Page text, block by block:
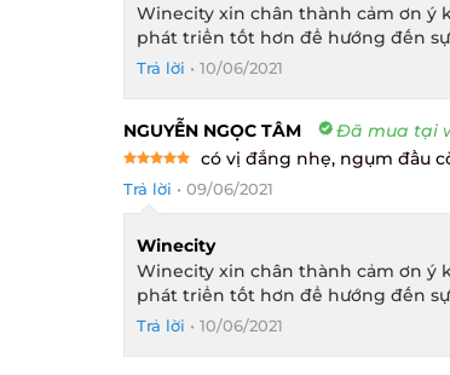
Winecity xin chân thành cảm ơn ý
phát triển tốt hơn để hướng đến
Trả lời • 10/06/2021
NGUYỄN NGỌC TÂM Đã mua tại
out of 5
có vị đắng nhẹ, ngụm đầu
Trả lời • 09/06/2021
Winecity
Winecity xin chân thành cảm ơn ý
phát triển tốt hơn để hướng đến
Trả lời • 10/06/2021